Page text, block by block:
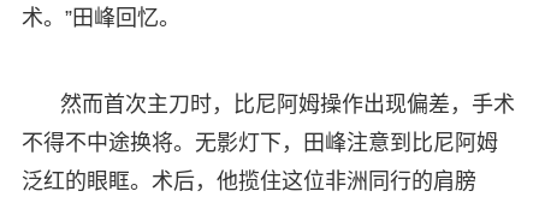
术。”田峰回忆。
然而首次主刀时，比尼阿姆操作出现偏差，手术
不得不中途换将。无影灯下，田峰注意到比尼阿姆
泛红的眼眶。术后，他揽住这位非洲同行的肩膀